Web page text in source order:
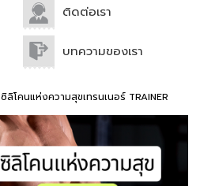
ติดต่อเรา
บทความของเรา
ซิลิโคนแห่งความสุขเทรนเนอร์ TRAINER